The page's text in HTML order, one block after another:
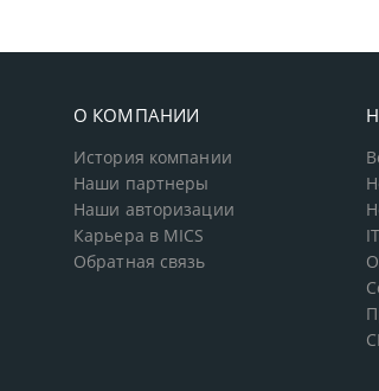
О КОМПАНИИ
История компании
Наши партнеры
Наши авторизации
Карьера в MICS
Обратная связь